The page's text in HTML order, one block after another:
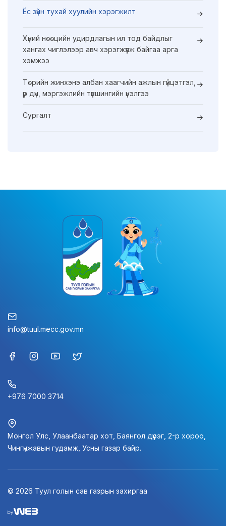
Ёс зүйн тухай хуулийн хэрэгжилт
Хүний нөөцийн удирдлагын ил тод байдлыг
хангах чиглэлээр авч хэрэгжүүлж байгаа арга
хэмжээ
Төрийн жинхэнэ албан хаагчийн ажлын гүйцэтгэл,
үр дүн, мэргэжлийн түвшингийн үнэлгээ
Сургалт
info@tuul.mecc.gov.mn
+976 7000 3714
Монгол Улс, Улаанбаатар хот, Баянгол дүүрэг, 2-р хороо,
Чингүнжавын гудамж, Усны газар байр.
© 2026 Туул голын сав газрын захиргаа